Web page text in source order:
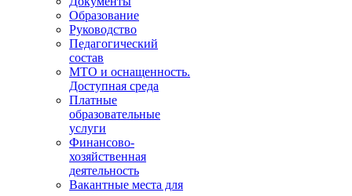
Образование
Руководство
Педагогический
состав
МТО и оснащенность.
Доступная среда
Платные
образовательные
услуги
Финансово-
хозяйственная
деятельность
Вакантные места для